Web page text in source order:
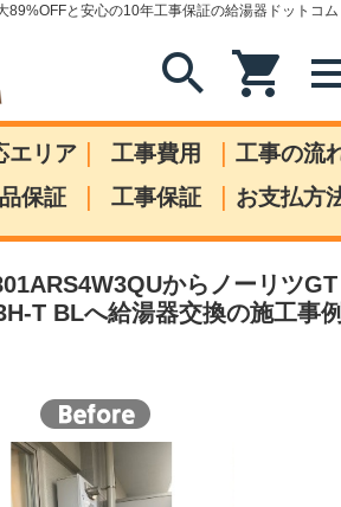
89%OFFと安心の10年工事保証の給湯器ドットコム
search shopping_cart
エリア | 工事費用 | 工事の流
保証 | 工事保証 | お支払方
からノーリツGT
T BLへ給湯器交換の施工事